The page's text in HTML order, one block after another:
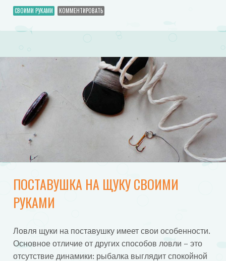
СВОИМИ РУКАМИ КОММЕНТИРОВАТЬ
ПОСТАВУШКА НА ЩУКУ СВОИМИ
РУКАМИ
Ловля щуки на поставушку имеет свои особенности.
Основное отличие от других способов ловли – это
отсутствие динамики: рыбалка выглядит спокойной